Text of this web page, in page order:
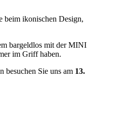
ikonischen Design,
bargeldlos mit der MINI
im Griff haben.
Sie uns am 13.